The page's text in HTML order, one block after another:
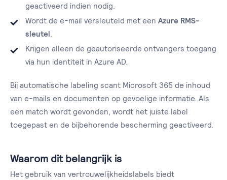
geactiveerd indien nodig.
Wordt de e-mail versleuteld met een Azure RMS-
sleutel
Krijgen alleen de geautoriseerde ontvangers toegang
via hun identiteit in Azure AD.
Bij automatische labeling scant Microsoft 365 de inhoud
van e-mails en documenten op gevoelige informatie. Als
een match wordt gevonden, wordt het juiste label
toegepast en de bijbehorende bescherming geactiveerd.
Waarom dit belangrijk is
Het gebruik van vertrouwelijkheidslabels biedt